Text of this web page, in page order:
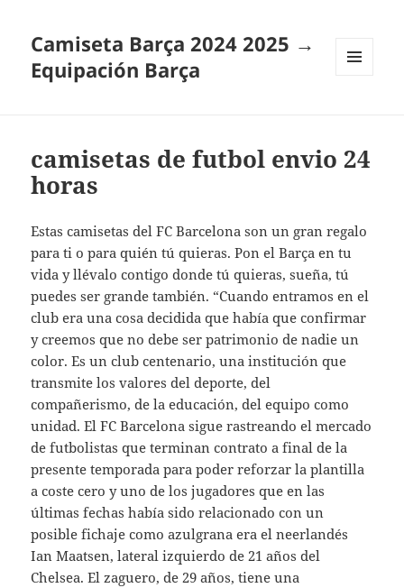
Camiseta Barça 2024 2025 →
Equipación Barça
camisetas de futbol envio 24
horas
Estas camisetas del FC Barcelona son un gran regalo
para ti o para quién tú quieras. Pon el Barça en tu
vida y llévalo contigo donde tú quieras, sueña, tú
puedes ser grande también. “Cuando entramos en el
club era una cosa decidida que había que confirmar
y creemos que no debe ser patrimonio de nadie un
color. Es un club centenario, una institución que
transmite los valores del deporte, del
compañerismo, de la educación, del equipo como
unidad. El FC Barcelona sigue rastreando el mercado
de futbolistas que terminan contrato a final de la
presente temporada para poder reforzar la plantilla
a coste cero y uno de los jugadores que en las
últimas fechas había sido relacionado con un
posible fichaje como azulgrana era el neerlandés
Ian Maatsen, lateral izquierdo de 21 años del
Chelsea. El zaguero, de 29 años, tiene una